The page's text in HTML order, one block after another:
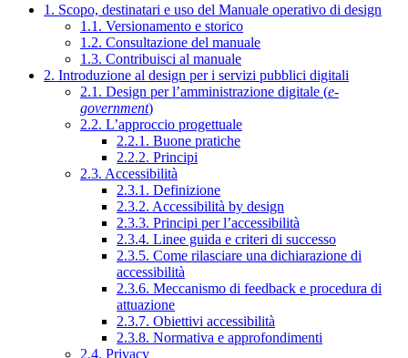
1. Scopo, destinatari e uso del Manuale operativo di design
1.1. Versionamento e storico
1.2. Consultazione del manuale
1.3. Contribuisci al manuale
2. Introduzione al design per i servizi pubblici digitali
2.1. Design per l’amministrazione digitale (e-
government)
2.2. L’approccio progettuale
2.2.1. Buone pratiche
2.2.2. Principi
2.3. Accessibilità
2.3.1. Definizione
2.3.2. Accessibilità by design
2.3.3. Principi per l’accessibilità
2.3.4. Linee guida e criteri di successo
2.3.5. Come rilasciare una dichiarazione di
accessibilità
2.3.6. Meccanismo di feedback e procedura di
attuazione
2.3.7. Obiettivi accessibilità
2.3.8. Normativa e approfondimenti
2.4. Privacy